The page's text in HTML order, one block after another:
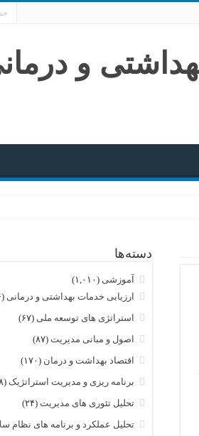
دسته‌ها
آموزشی (۱,۰۱۰)
ارزیابی خدمات بهداشتی و درمانی (۱۶۶)
استراتژی های توسعه ملی (۶۷)
اصول و مبانی مدیریت(۸۷)
اقتصاد بهداشت و درمان (۱۷۰)
برنامه ریزی و مدیریت استراتژیک (۹۸)
تحلیل تئوری های مدیریت(۲۴)
تحلیل عملکرد و برنامه های نظام